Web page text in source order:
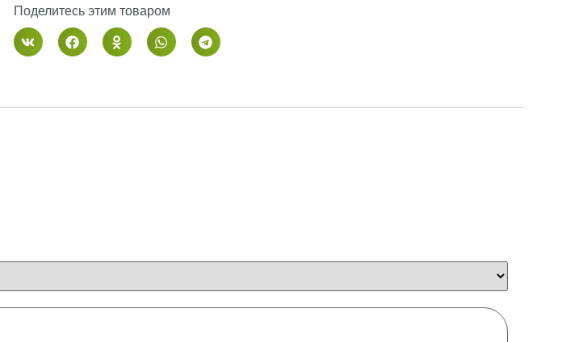
Поделитесь этим товаром